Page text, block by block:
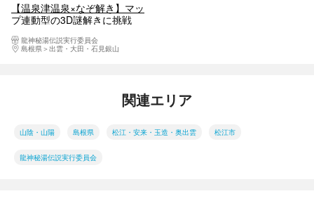
【温泉津温泉×なぞ解き】マッ
プ連動型の3D謎解きに挑戦
龍神秘湯伝説実行委員会
島根県
出雲・大田・石見銀山
関連エリア
山陰・山陽 島根県 松江・安来・玉造・奥出雲 松江市
龍神秘湯伝説実行委員会